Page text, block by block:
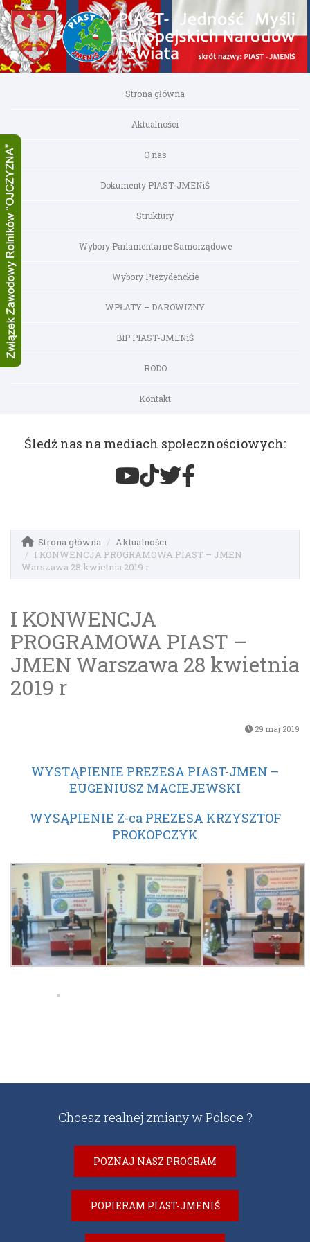
Strona główna
Aktualności
O nas
Dokumenty PIAST-JMENiŚ
Struktury
Wybory Parlamentarne Samorządowe
Wybory Prezydenckie
WPŁATY – DAROWIZNY
BIP PIAST-JMENiŚ
RODO
Kontakt
Śledź nas na mediach społecznościowych:
Strona główna
Aktualności
I KONWENCJA PROGRAMOWA PIAST – JMEN
Warszawa 28 kwietnia 2019 r
I KONWENCJA
PROGRAMOWA PIAST –
JMEN Warszawa 28 kwietnia
2019 r
29 maj 2019
WYSTĄPIENIE PREZESA PIAST-JMEN –
EUGENIUSZ MACIEJEWSKI
WYSĄPIENIE Z-ca PREZESA KRZYSZTOF
PROKOPCZYK
Chcesz realnej zmiany w Polsce ?
POZNAJ NASZ PROGRAM
POPIERAM PIAST-JMENIŚ